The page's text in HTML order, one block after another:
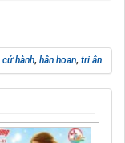
cử hành, hân hoan, tri ân